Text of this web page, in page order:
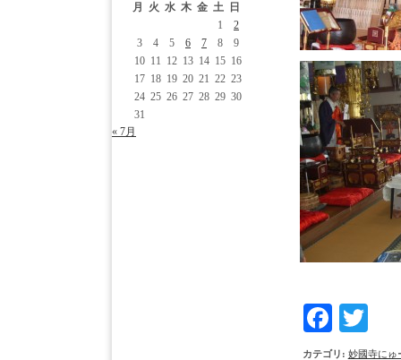
カテゴリ : 妙國寺にゅ
月
火 水 木 金 土
日
1
2
3
4 5 6 7 8
9
10 11 12 13 14 15 16
17 18 19 20 21 22 23
24 25 26 27 28 29 30
31
« 7月